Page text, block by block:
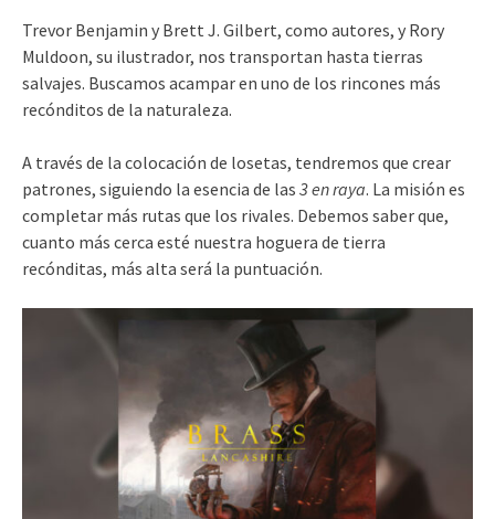
Trevor Benjamin y Brett J. Gilbert, como autores, y Rory
Muldoon, su ilustrador, nos transportan hasta tierras
salvajes. Buscamos acampar en uno de los rincones más
recónditos de la naturaleza.
A través de la colocación de losetas, tendremos que crear
patrones, siguiendo la esencia de las 3 en raya. La misión es
completar más rutas que los rivales. Debemos saber que,
cuanto más cerca esté nuestra hoguera de tierra
recónditas, más alta será la puntuación.